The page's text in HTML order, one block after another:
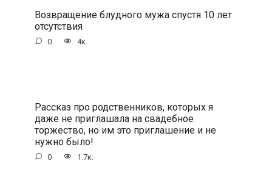
Возвращение блудного мужа спустя 10 лет
отсутствия
0 4к.
Рассказ про родственников, которых я
даже не приглашала на свадебное
торжество, но им это приглашение и не
нужно было!
0 1.7к.